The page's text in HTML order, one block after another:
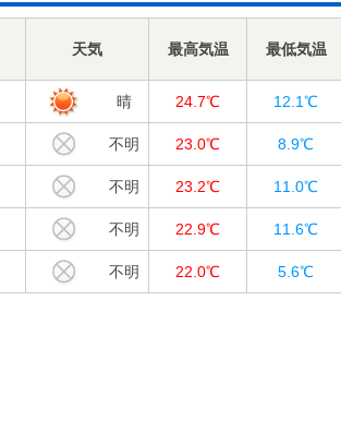
天気 最高気温 最低気温
晴 24.7℃ 12.1℃
不明 23.0℃ 8.9℃
不明 23.2℃ 11.0℃
不明 22.9℃ 11.6℃
不明 22.0℃ 5.6℃